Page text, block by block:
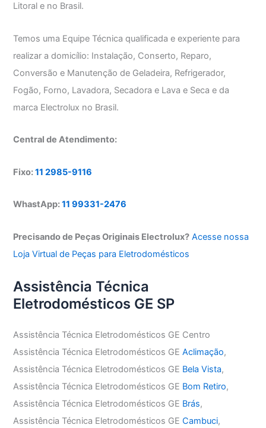
Litoral e no Brasil.
Temos uma Equipe Técnica qualificada e experiente para
realizar a domicílio: Instalação, Conserto, Reparo,
Conversão e Manutenção de Geladeira, Refrigerador,
Fogão, Forno, Lavadora, Secadora e Lava e Seca e da
marca Electrolux no Brasil.
Central de Atendimento:
Fixo:11 2985-9116
WhastApp:11 99331-2476
Precisando de Peças Originais Electrolux? Acesse nossa
Loja Virtual de Peças para Eletrodomésticos
Assistência Técnica
Eletrodomésticos GE SP
Assistência Técnica Eletrodomésticos GE Centro
Assistência Técnica Eletrodomésticos GEAclimação,
Assistência Técnica Eletrodomésticos GE Bela Vista,
Assistência Técnica Eletrodomésticos GE Bom Retiro,
Assistência Técnica Eletrodomésticos GE Brás,
Assistência Técnica Eletrodomésticos GECambuci,